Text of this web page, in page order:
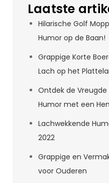
Laatste
Hilarische Golf
Humor op de Baan!
Grappige Korte
Lach op het
Ontdek de
Humor met een
Lachwekkende
2022
Grappige en
voor Ouderen